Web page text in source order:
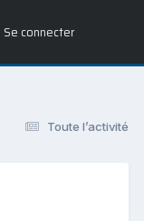
Se connecter
Toute l’activité